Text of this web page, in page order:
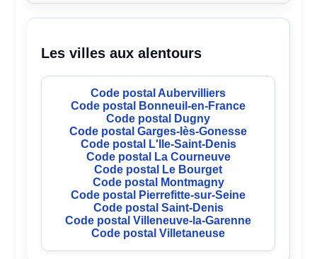
Les villes aux alentours
Code postal Aubervilliers
Code postal Bonneuil-en-France
Code postal Dugny
Code postal Garges-lès-Gonesse
Code postal L'Ile-Saint-Denis
Code postal La Courneuve
Code postal Le Bourget
Code postal Montmagny
Code postal Pierrefitte-sur-Seine
Code postal Saint-Denis
Code postal Villeneuve-la-Garenne
Code postal Villetaneuse